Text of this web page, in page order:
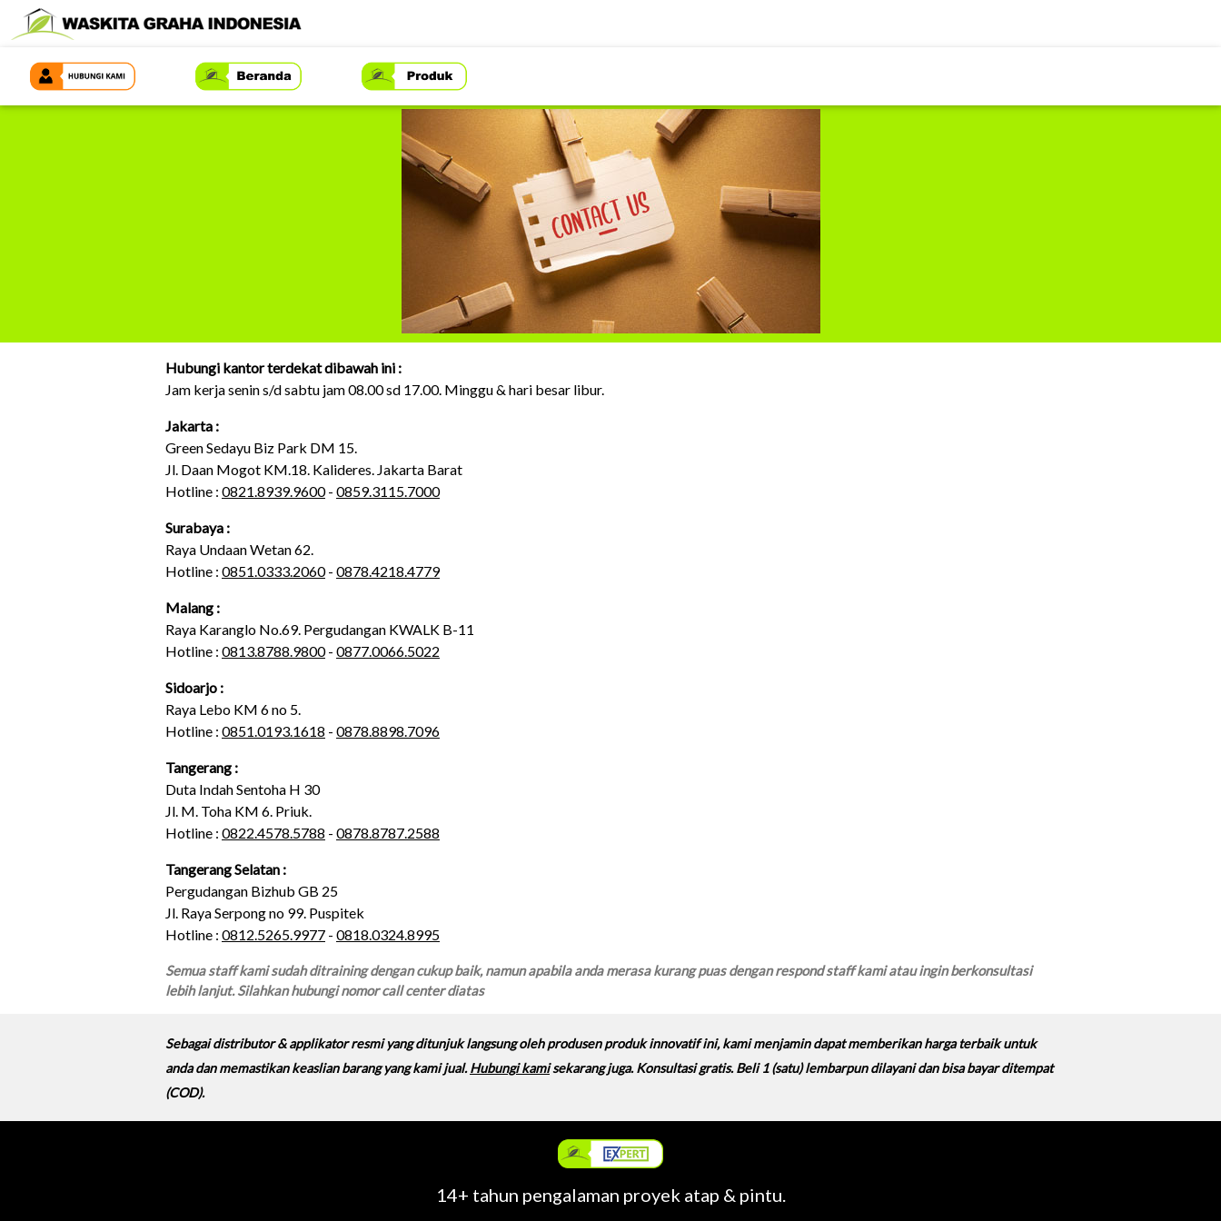
Hubungi kantor terdekat dibawah ini :
Jam kerja senin s/d sabtu jam 08.00 sd 17.00. Minggu & hari besar libur.
Jakarta :
Green Sedayu Biz Park DM 15.
Jl. Daan Mogot KM.18. Kalideres. Jakarta Barat
Hotline : 0821.8939.9600- 0859.3115.7000
Surabaya :
Raya Undaan Wetan 62.
Hotline : 0851.0333.2060- 0878.4218.4779
Malang :
Raya Karanglo No.69. Pergudangan KWALK B-11
Hotline : 0813.8788.9800- 0877.0066.5022
Sidoarjo :
Raya Lebo KM 6 no 5.
Hotline : 0851.0193.1618 - 0878.8898.7096
Tangerang :
Duta Indah Sentoha H 30
Jl. M. Toha KM 6. Priuk.
Hotline : 0822.4578.5788 - 0878.8787.2588
Tangerang Selatan :
Pergudangan Bizhub GB 25
Jl. Raya Serpong no 99. Puspitek
Hotline : 0812.5265.9977 - 0818.0324.8995
Semua staff kami sudah ditraining dengan cukup baik, namun apabila anda merasa kurang puas dengan respond staff kami atau ingin berkonsultasi
lebih lanjut. Silahkan hubungi nomor call center diatas
Sebagai distributor & applikator resmi yang ditunjuk langsung oleh produsen produk innovatif ini, kami menjamin dapat memberikan harga terbaik untuk
anda dan memastikan keaslian barang yang kami jual.Hubungi kamisekarang juga. Konsultasi gratis. Beli 1 (satu) lembarpun dilayani dan bisa bayar ditempat
(COD).
14+ tahun pengalaman proyek atap & pintu.